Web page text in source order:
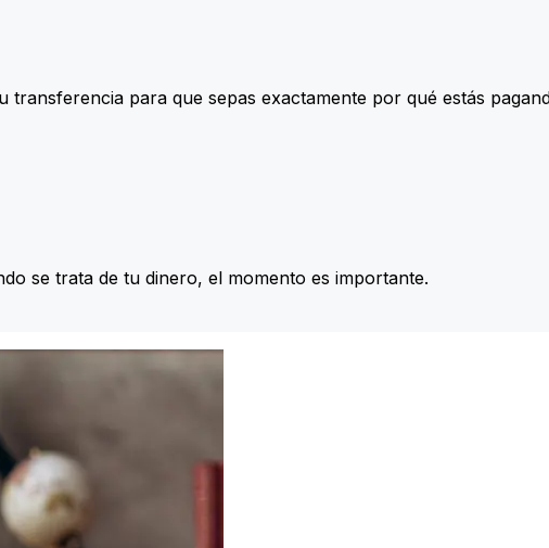
transferencia para que sepas exactamente por qué estás
se trata de tu dinero, el momento es importante.